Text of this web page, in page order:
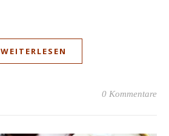
WEITERLESEN
0 Kommentare